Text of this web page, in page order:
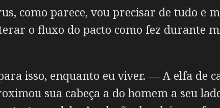
como parece, vou precisar de tudo e
o fluxo do pacto como fez durante
isso, enquanto eu viver. — A elfa de
sua cabeça a do homem a seu